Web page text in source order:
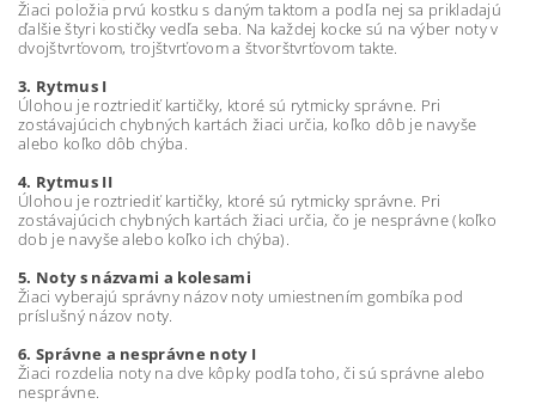
Žiaci položia prvú kostku s daným taktom a podľa nej sa prikladajú
ďalšie štyri kostičky vedľa seba. Na každej kocke sú na výber noty v
dvojštvrťovom, trojštvrťovom a štvorštvrťovom takte.
3. Rytmus I
Úlohou je roztriediť kartičky, ktoré sú rytmicky správne. Pri
zostávajúcich chybných kartách žiaci určia, koľko dôb je navyše
alebo koľko dôb chýba.
4. Rytmus II
Úlohou je roztriediť kartičky, ktoré sú rytmicky správne. Pri
zostávajúcich chybných kartách žiaci určia, čo je nesprávne (koľko
dob je navyše alebo koľko ich chýba).
5. Noty s názvami a kolesami
Žiaci vyberajú správny názov noty umiestnením gombíka pod
príslušný názov noty.
6. Správne a nesprávne noty I
Žiaci rozdelia noty na dve kôpky podľa toho, či sú správne alebo
nesprávne.